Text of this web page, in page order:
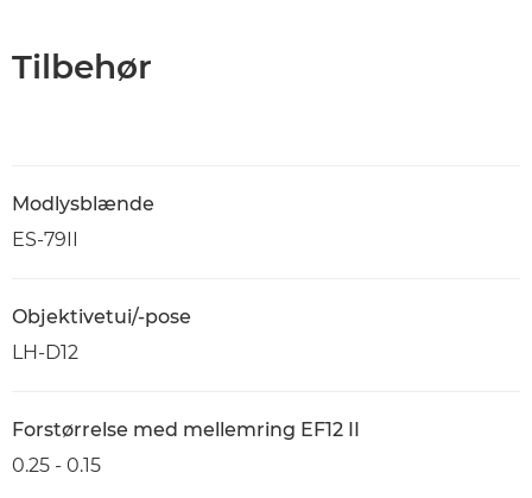
Tilbehør
Modlysblænde
ES-79II
Objektivetui/-pose
LH-D12
Forstørrelse med mellemring EF12 II
0.25 - 0.15